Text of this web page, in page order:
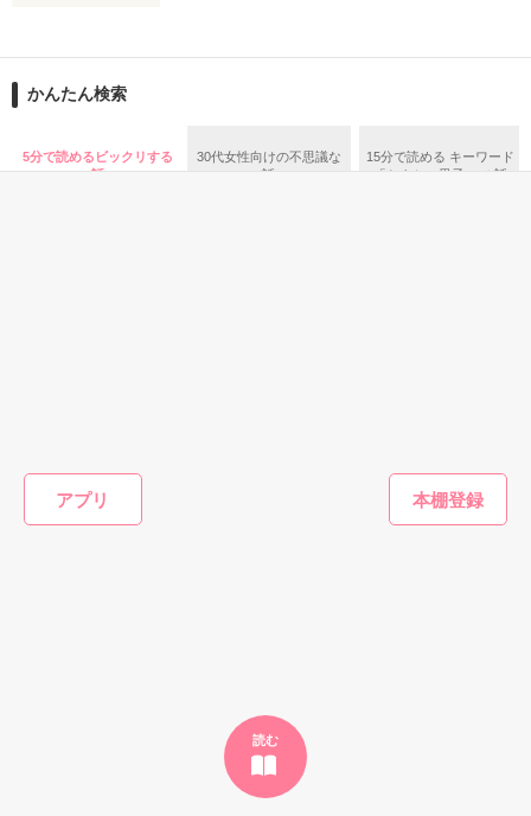
アプリ
読む
両親から虐待を受け感情を知らない女の子と
きになっちゃうんだって』
かんたん検索
5分で読めるビックリする
話
30代女性向けの不思議な
話
15分で読める キーワード
「セクシー男子」 の話
室
西のの／著
並木 冴／著